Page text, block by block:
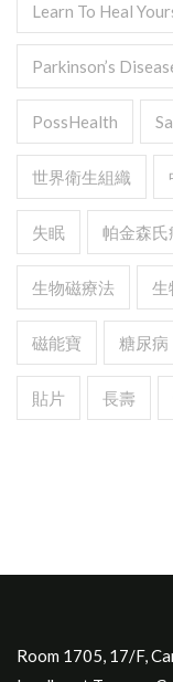
Learn To Heal
Parkinson’s
PossHealth
世界衛生組織
失眠 帕金森氏
生物磁療法 生
磁能寶 糖尿病
貼片 長壽
Room 1705, 17/F,